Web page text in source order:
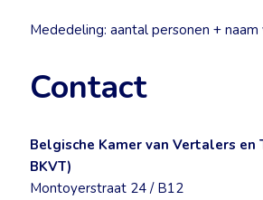
Mededeling: aantal personen +
Contact
Belgische Kamer van Vertalers en
BKVT)
Montoyerstraat 24 / B12